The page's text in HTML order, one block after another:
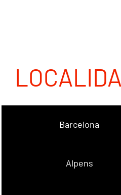
Barcelona
Alpens